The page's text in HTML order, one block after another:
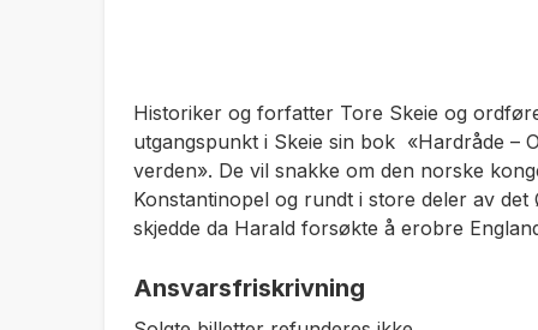
Historiker og forfatter Tore Skeie og
utgangspunkt i Skeie sin bok «Hardråde –
verden». De vil snakke om den norske
Konstantinopel og rundt i store deler av
skjedde da Harald forsøkte å erobre
Ansvarsfriskrivning